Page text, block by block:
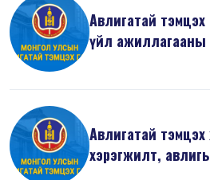
Авлигатай
үйл ажиллагааны
Авлигатай
хэрэгжилт,